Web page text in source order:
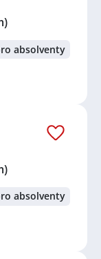
absolventy
absolventy